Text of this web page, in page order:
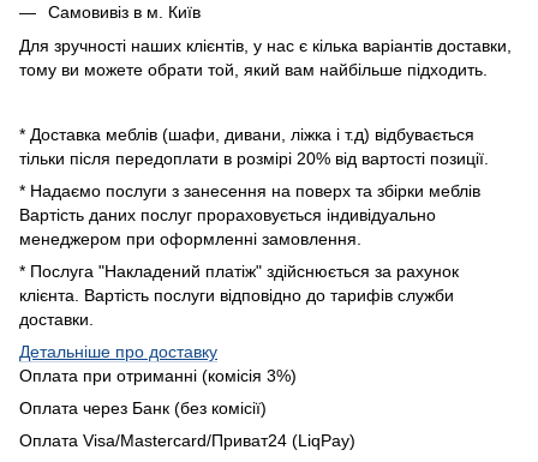
Самовивіз в м. Київ
Для зручності наших клієнтів, у нас є кілька варіантів доставки,
тому ви можете обрати той, який вам найбільше підходить.
* Доставка меблів (шафи, дивани, ліжка і т.д) відбувається
тільки після передоплати в розмірі 20% від вартості позиції.
* Надаємо послуги з занесення на поверх та збірки меблів
Вартість даних послуг прораховується індивідуально
менеджером при оформленні замовлення.
* Послуга "Накладений платіж" здійснюється за рахунок
клієнта. Вартість послуги відповідно до тарифів служби
доставки.
Детальніше про доставку
Оплата при отриманні (комісія 3%)
Оплата через Банк (без комісії)
Оплата Visa/Mastercard/Приват24 (LiqPay)